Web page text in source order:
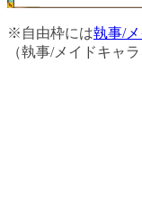
※自由枠には執事/
（執事/メイドキャ